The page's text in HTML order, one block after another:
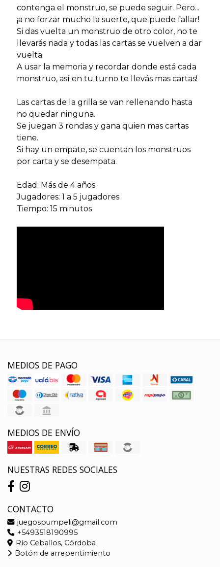
contenga el monstruo, se puede seguir. Pero...
¡a no forzar mucho la suerte, que puede fallar!
Si das vuelta un monstruo de otro color, no te
llevarás nada y todas las cartas se vuelven a dar
vuelta.
A usar la memoria y recordar donde está cada
monstruo, así en tu turno te llevás mas cartas!
Las cartas de la grilla se van rellenando hasta
no quedar ninguna.
Se juegan 3 rondas y gana quien mas cartas
tiene.
Si hay un empate, se cuentan los monstruos
por carta y se desempata.
Edad: Más de 4 años
Jugadores: 1 a 5 jugadores
Tiempo: 15 minutos
MEDIOS DE PAGO
MEDIOS DE ENVÍO
NUESTRAS REDES SOCIALES
CONTACTO
juegospumpeli@gmail.com
+5493518190995
Río Ceballos, Córdoba
Botón de arrepentimiento